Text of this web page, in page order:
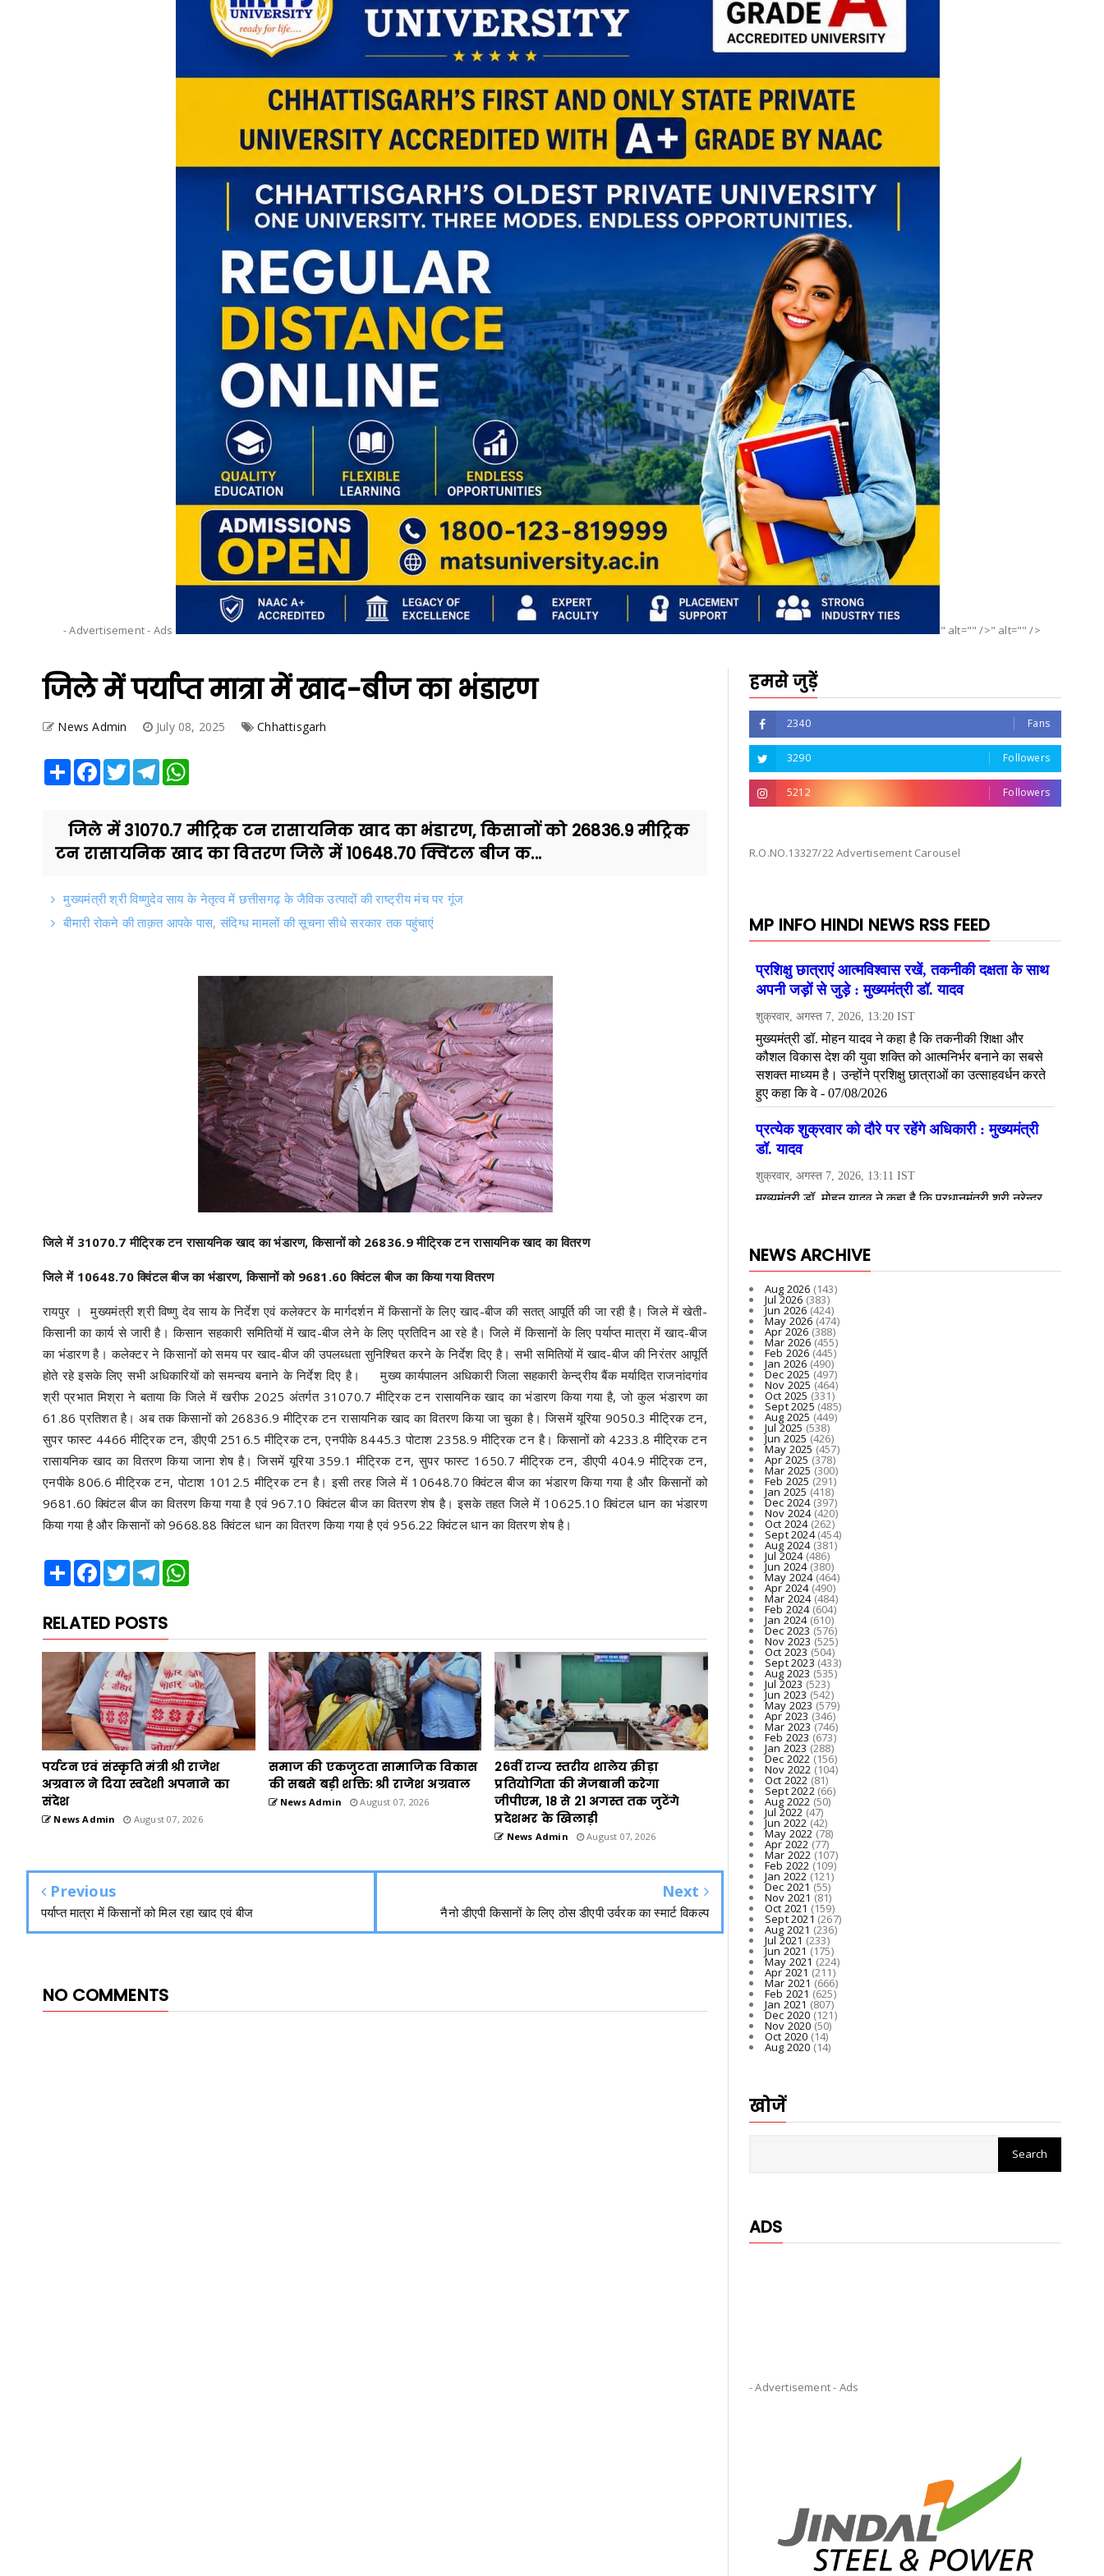
- Advertisement - Ads " alt="" />" alt="" />
जिले में पर्याप्त मात्रा में खाद-बीज का भंडारण
News Admin July 08, 2025 Chhattisgarh
Share Facebook
TwitterTelegram
जिले में 31070.7 मीट्रिक टन रासायनिक खाद का भंडारण, किसानों को 26836.9 मीट्रिक
टन रासायनिक खाद का वितरण जिले में 10648.70 क्विंटल बीज क...
मुख्यमंत्री श्री विष्णुदेव साय के नेतृत्व में छत्तीसगढ़ के जैविक उत्पादों की राष्ट्रीय मंच पर गूंज
बीमारी रोकने की ताक़त आपके पास, संदिग्ध मामलों की सूचना सीधे सरकार तक पहुंचाएं
जिले में 31070.7 मीट्रिक टन रासायनिक खाद का भंडारण, किसानों को 26836.9 मीट्रिक टन रासायनिक खाद का वितरण
जिले में 10648.70 क्विंटल बीज का भंडारण, किसानों को 9681.60 क्विंटल बीज का किया गया वितरण
रायपुर । मुख्यमंत्री श्री विष्णु देव साय के निर्देश एवं कलेक्टर के मार्गदर्शन में किसानों के लिए खाद-बीज की सतत् आपूर्ति की जा रही है। जिले में खेती-
किसानी का कार्य से जारी है। किसान सहकारी समितियों में खाद-बीज लेने के लिए प्रतिदिन आ रहे है। जिले में किसानों के लिए पर्याप्त मात्रा में खाद-बीज
का भंडारण है। कलेक्टर ने किसानों को समय पर खाद-बीज की उपलब्धता सुनिश्चित करने के निर्देश दिए है। सभी समितियों में खाद-बीज की निरंतर आपूर्ति
होते रहे इसके लिए सभी अधिकारियों को समन्वय बनाने के निर्देश दिए है। मुख्य कार्यपालन अधिकारी जिला सहकारी केन्द्रीय बैंक मर्यादित राजनांदगांव
श्री प्रभात मिश्रा ने बताया कि जिले में खरीफ 2025 अंतर्गत 31070.7 मीट्रिक टन रासायनिक खाद का भंडारण किया गया है, जो कुल भंडारण का
61.86 प्रतिशत है। अब तक किसानों को 26836.9 मीट्रिक टन रासायनिक खाद का वितरण किया जा चुका है। जिसमें यूरिया 9050.3 मीट्रिक टन,
सुपर फास्ट 4466 मीट्रिक टन, डीएपी 2516.5 मीट्रिक टन, एनपीके 8445.3 पोटाश 2358.9 मीट्रिक टन है। किसानों को 4233.8 मीट्रिक टन
रासायनिक खाद का वितरण किया जाना शेष है। जिसमें यूरिया 359.1 मीट्रिक टन, सुपर फास्ट 1650.7 मीट्रिक टन, डीएपी 404.9 मीट्रिक टन,
एनपीके 806.6 मीट्रिक टन, पोटाश 1012.5 मीट्रिक टन है। इसी तरह जिले में 10648.70 क्विंटल बीज का भंडारण किया गया है और किसानों को
9681.60 क्विंटल बीज का वितरण किया गया है एवं 967.10 क्विंटल बीज का वितरण शेष है। इसके तहत जिले में 10625.10 क्विंटल धान का भंडारण
किया गया है और किसानों को 9668.88 क्विंटल धान का वितरण किया गया है एवं 956.22 क्विंटल धान का वितरण शेष है।
Share Facebook
TwitterTelegram
RELATED POSTS
पर्यटन एवं संस्कृति मंत्री श्री राजेश
अग्रवाल ने दिया स्वदेशी अपनाने का
संदेश
News Admin August 07, 2026
समाज की एकजुटता सामाजिक विकास
की सबसे बड़ी शक्ति: श्री राजेश अग्रवाल
News Admin August 07, 2026
26वीं राज्य स्तरीय शालेय क्रीड़ा
प्रतियोगिता की मेजबानी करेगा
जीपीएम, 18 से 21 अगस्त तक जुटेंगे
प्रदेशभर के खिलाड़ी
News Admin August 07, 2026
Previous
पर्याप्त मात्रा में किसानों को मिल रहा खाद एवं बीज
Next
नैनो डीएपी किसानों के लिए ठोस डीएपी उर्वरक का स्मार्ट विकल्प
NO COMMENTS
हमसे जुड़ें
2340 Fans
3290 Followers
5212 Followers
R.O.NO.13327/22 Advertisement Carousel
MP INFO HINDI NEWS RSS FEED
NEWS ARCHIVE
Aug 2026 (143)
Jul 2026 (383)
Jun 2026(424)
May 2026(474)
Apr 2026 (388)
Mar 2026(455)
Feb 2026 (445)
Jan 2026 (490)
Dec 2025(497)
Nov 2025 (464)
Oct 2025 (331)
Sept 2025 (485)
Aug 2025 (449)
Jul 2025 (538)
Jun 2025(426)
May 2025(457)
Apr 2025 (378)
Mar 2025 (300)
Feb 2025 (291)
Jan 2025 (418)
Dec 2024(397)
Nov 2024(420)
Oct 2024(262)
Sept 2024(454)
Aug 2024(381)
Jul 2024(486)
Jun 2024(380)
May 2024(464)
Apr 2024(490)
Mar 2024(484)
Feb 2024(604)
Jan 2024(610)
Dec 2023(576)
Nov 2023 (525)
Oct 2023 (504)
Sept 2023 (433)
Aug 2023 (535)
Jul 2023 (523)
Jun 2023(542)
May 2023(579)
Apr 2023 (346)
Mar 2023 (746)
Feb 2023 (673)
Jan 2023 (288)
Dec 2022(156)
Nov 2022 (104)
Oct 2022 (81)
Sept 2022(66)
Aug 2022 (50)
Jul 2022 (47)
Jun 2022(42)
May 2022(78)
Apr 2022 (77)
Mar 2022(107)
Feb 2022 (109)
Jan 2022 (121)
Dec 2021 (55)
Nov 2021 (81)
Oct 2021 (159)
Sept 2021 (267)
Aug 2021 (236)
Jul 2021 (233)
Jun 2021(175)
May 2021(224)
Apr 2021 (211)
Mar 2021 (666)
Feb 2021 (625)
Jan 2021 (807)
Dec 2020(121)
Nov 2020 (50)
Oct 2020 (14)
Aug 2020(14)
खोजें
ADS
- Advertisement - Ads